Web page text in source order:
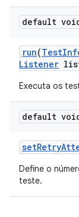
default
run(Test
Listener
Executa os
default
setRetry
Define o
teste.